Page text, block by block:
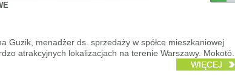
Guzik, menadżer ds. sprzedaży w spółce mieszkaniowej
atrakcyjnych lokalizacjach na terenie Warszawy. Mokotó...
WIĘCEJ